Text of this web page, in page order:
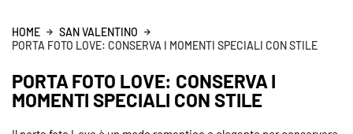
HOME
SAN VALENTINO
PORTA FOTO LOVE: CONSERVA I MOMENTI SPECIALI CON STILE
PORTA FOTO LOVE: CONSERVA I
MOMENTI SPECIALI CON STILE